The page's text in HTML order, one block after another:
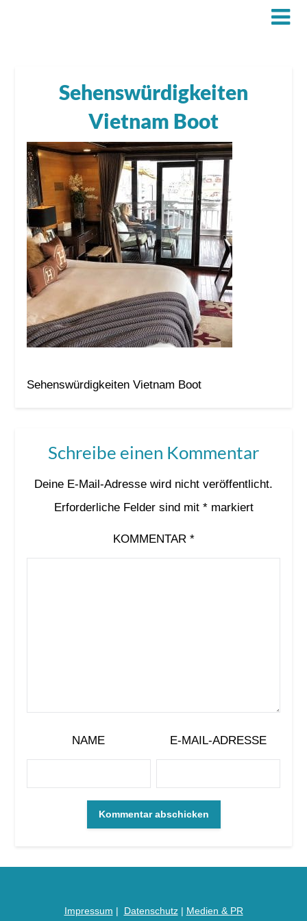
Sehenswürdigkeiten
Vietnam Boot
Sehenswürdigkeiten Vietnam Boot
Schreibe einen Kommentar
Deine E-Mail-Adresse wird nicht veröffentlicht.
Erforderliche Felder sind mit *markiert
KOMMENTAR *
NAME E-MAIL-ADRESSE
Impressum | Datenschutz| Medien & PR